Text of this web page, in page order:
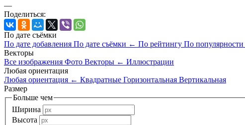
—
Поделиться:
По дате съёмки
По дате добавления По дате съёмки ← По рейтингу По популярности
Векторы
Все изображения Фото Векторы ← Иллюстрации
Любая ориентация
Любая ориентация ← Квадратные Горизонтальная Вертикальная
Размер
Больше чем
Ширина
Высота